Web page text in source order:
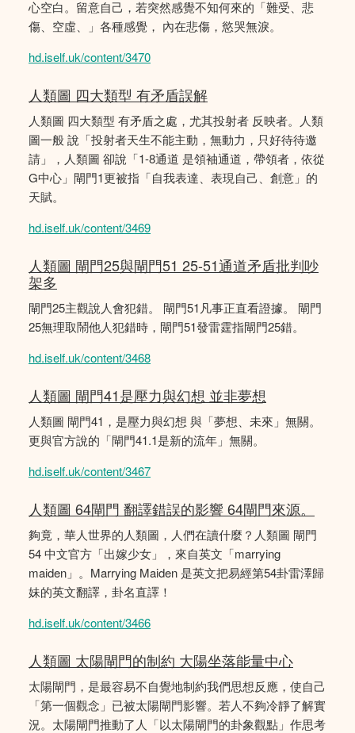
心空白。留意自己，若突然感覺不知何來的「難受、悲
傷、空虛、」各種感覺， 內在悲傷，慾哭無淚。
hd.iself.uk/content/3470
人類圖 四大類型 有矛盾誤解
人類圖 四大類型 有矛盾之處，尤其投射者 反映者。人類
圖一般 說「投射者天生不能主動，無動力，只好待待邀
請」，人類圖 卻說「1-8通道 是領袖通道，帶領者，依從
G中心」閘門1更被指「自我表達、表現自己、創意」的
天賦。
hd.iself.uk/content/3469
人類圖 閘門25與閘門51 25-51通道矛盾批判吵
架多
閘門25主觀說人會犯錯。 閘門51凡事正直看證據。 閘門
25無理取鬧他人犯錯時，閘門51發雷霆指閘門25錯。
hd.iself.uk/content/3468
人類圖 閘門41是壓力與幻想 並非夢想
人類圖 閘門41，是壓力與幻想 與「夢想、未來」無關。
更與官方說的「閘門41.1是新的流年」無關。
hd.iself.uk/content/3467
人類圖 64閘門 翻譯錯誤的影響 64閘門來源。
夠竟，華人世界的人類圖，人們在讀什麼？人類圖 閘門
54 中文官方「出嫁少女」，來自英文「marrying
maiden」。Marrying Maiden 是英文把易經第54卦雷澤歸
妹的英文翻譯，卦名直譯！
hd.iself.uk/content/3466
人類圖 太陽閘門的制約 大陽坐落能量中心
太陽閘門，是最容易不自覺地制約我們思想反應，使自己
「第一個觀念」已被太陽閘門影響。若人不夠冷靜了解實
況。太陽閘門推動了人「以太陽閘門的卦象觀點」作思考